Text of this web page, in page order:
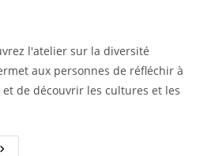
l'atelier sur la diversité
aux personnes de réfléchir à
de découvrir les cultures et les